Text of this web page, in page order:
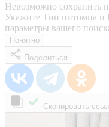
Невозможно сохранить
Укажите Тип питомца и
параметры вашего
Понятно
Поделиться
Скопировать